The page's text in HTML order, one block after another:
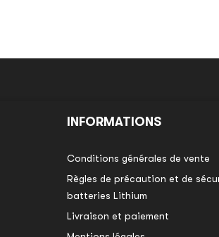
INFORMATIONS
Conditions générales de vente
Règles de précaution et de
batteries Lithium
Livraison et paiement